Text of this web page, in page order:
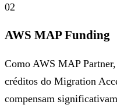
02
AWS MAP Funding
Como AWS MAP
créditos do Migration
compensam